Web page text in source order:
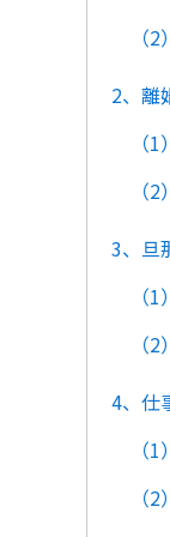
（
2、離
（
（
3、旦
（
（
4、仕
（
（